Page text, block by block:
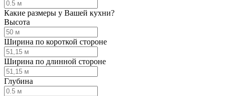
Какие размеры у Вашей кухни?
Высота
Ширина по короткой стороне
Ширина по длинной стороне
Глубина